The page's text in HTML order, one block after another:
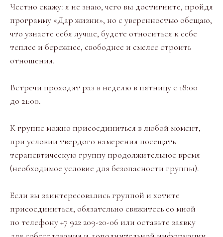
Честно скажу: я не знаю, чего вы достигните, пройдя
программу «Дар жизни», но с уверенностью обещаю,
что узнаете себя лучше, будете относиться к себе
теплее и бережнее, свободнее и смелее строить
отношения.
Встречи проходят раз в неделю в пятницу с 18:00
до 21:00.
К группе можно присоединиться в любой момент,
при условии твердого намерения посещать
терапевтическую группу продолжительное время
(необходимое условие для безопасности группы).
Если вы заинтересовались группой и хотите
присоединиться, обязательно свяжитесь со мной
по телефону +7 922 209-20-06 или оставьте заявку